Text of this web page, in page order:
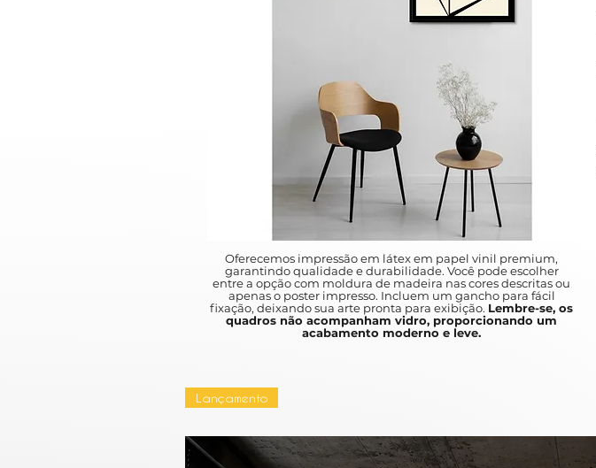
Oferecemos impressão em látex em papel vinil premium,
garantindo qualidade e durabilidade. Você pode escolher
entre a opção com moldura de madeira nas cores descritas ou
apenas o poster impresso. Incluem um gancho para fácil
fixação, deixando sua arte pronta para exibição. Lembre-se, os
quadros não acompanham vidro, proporcionando um
acabamento moderno e leve.
Lançamento